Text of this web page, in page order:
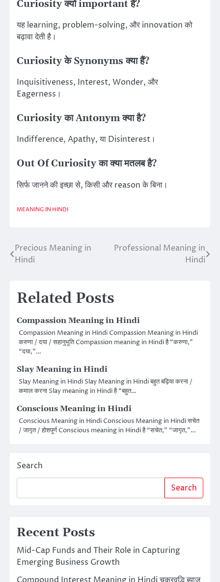
Curiosity क्यों important है?
यह learning, problem-solving, और innovation को
बढ़ावा देती है।
Curiosity के Synonyms क्या हैं?
Inquisitiveness, Interest, Wonder, और
Eagerness।
Curiosity का Antonym क्या है?
Indifference, Apathy, या Disinterest।
Out Of Curiosity का क्या मतलब है?
सिर्फ जानने की इच्छा से, किसी और reason के बिना।
MEANING IN HINDI
Post
Precious Meaning in
Hindi
Professional Meaning in
Hindi
Related Posts
Compassion Meaning in Hindi
Compassion Meaning in Hindi Compassion Meaning in Hindi
करुणा / दया / सहानुभूति Compassion meaning in Hindi है “करुणा,”
“दया,”…
Slay Meaning in Hindi
Slay Meaning in Hindi Slay Meaning in Hindi बहुत बढ़िया करना /
कमाल करना Slay meaning in Hindi है “बहुत…
Conscious Meaning in Hindi
Conscious Meaning in Hindi Conscious Meaning in Hindi सचेत
/ जागृत / होशपूर्ण Conscious meaning in Hindi है “सचेत,” “जागृत,”…
Search
Search
Recent Posts
Mid-Cap Funds and Their Role in Capturing
Emerging Business Growth